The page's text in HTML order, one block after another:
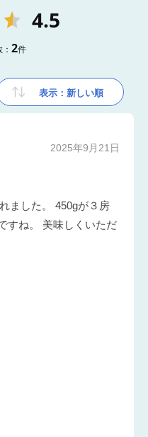
4.5
：2件
表示：新しい順
2025年9月21日
ました。 450gが３房
すね。 美味しくいただ